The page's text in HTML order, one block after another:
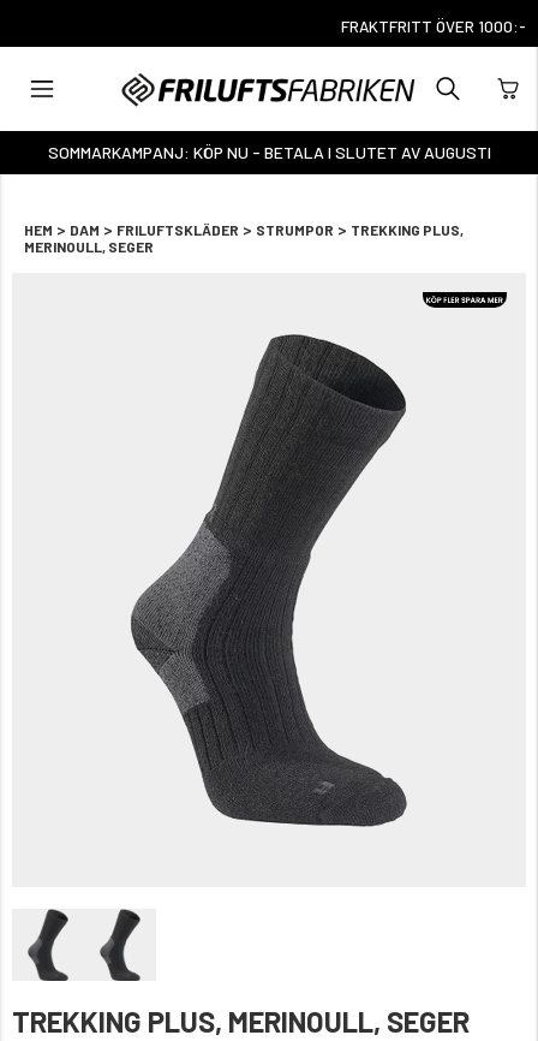
FRAKTFRITT ÖVER 1000:-
SOMMARKAMPANJ: KÖP NU - BETALA I SLUTET AV AUGUSTI
HEM > DAM > FRILUFTSKLÄDER > STRUMPOR > TREKKING PLUS,
MERINOULL, SEGER
TREKKING PLUS, MERINOULL, SEGER